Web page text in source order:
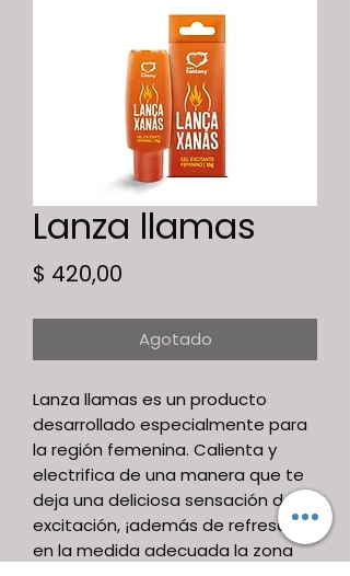
Lanza llamas
$ 420,00
Agotado
Lanza llamas es un producto
desarrollado especialmente para
la región femenina. Calienta y
electrifica de una manera que te
deja una deliciosa sensación de
excitación, ¡además de refrescar
en la medida adecuada la zona